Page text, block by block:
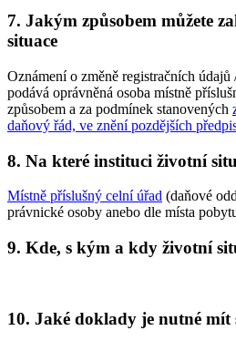
7. Jakým způsobem můžete
situace
Oznámení o změně registračních údajů
podává oprávněná osoba místně
způsobem a za podmínek stanovených
daňový řád, ve znění pozdějších
8. Na které instituci životní
Místně příslušný celní úřad (daňové
právnické osoby anebo dle místa
9. Kde, s kým a kdy životní
10. Jaké doklady je nutné mít